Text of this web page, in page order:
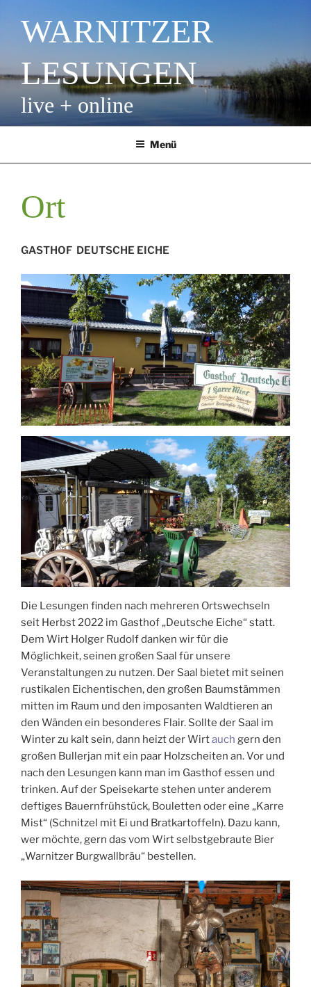
Inhalt
springenWARNITZER
LESUNGEN
live + online
Menü
Ort
GASTHOF DEUTSCHE EICHE
Die Lesungen finden nach mehreren Ortswechseln
seit Herbst 2022 im Gasthof „Deutsche Eiche“ statt.
Dem Wirt Holger Rudolf danken wir für die
Möglichkeit, seinen großen Saal für unsere
Veranstaltungen zu nutzen. Der Saal bietet mit seinen
rustikalen Eichentischen, den großen Baumstämmen
mitten im Raum und den imposanten Waldtieren an
den Wänden ein besonderes Flair. Sollte der Saal im
Winter zu kalt sein, dann heizt der Wirtauch gern den
großen Bullerjan mit ein paar Holzscheiten an. Vor und
nach den Lesungen kann man im Gasthof essen und
trinken. Auf der Speisekarte stehen unter anderem
deftiges Bauernfrühstück, Bouletten oder eine „Karre
Mist“ (Schnitzel mit Ei und Bratkartoffeln). Dazu kann,
wer möchte, gern das vom Wirt selbstgebraute Bier
„Warnitzer Burgwallbräu“ bestellen.